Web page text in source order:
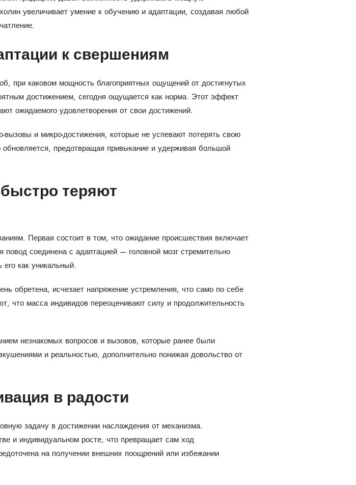
увеличивает умение к обучению и адаптации, создавая любой
к свершениям
при каковом мощность благоприятных ощущений от достигнутых
достижением, сегодня ощущается как норма. Этот эффект
ожидаемого удовлетворения от свои достижений.
и микро-достижения, которые не успевают потерять свою
предотвращая привыкание и удерживая большой
теряют
Первая состоит в том, что ожидание происшествия включает
соединена с адаптацией — головной мозг стремительно
как уникальный.
обретена, исчезает напряжение устремления, что само по себе
что масса индивидов переоценивают силу и продолжительность
незнакомых вопросов и вызовов, которые ранее были
и реальностью, дополнительно понижая довольство от
в радости
задачу в достижении наслаждения от механизма.
и индивидуальном росте, что превращает сам ход
на получении внешних поощрений или избежании